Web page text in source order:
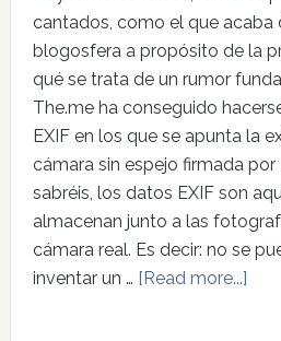
cantados, como el que acaba
blogosfera a propósito de la
qué se trata de un rumor
The.me ha conseguido
EXIF en los que se apunta la
cámara sin espejo firmada
sabréis, los datos EXIF son
almacenan junto a las
cámara real. Es decir: no se
inventar un … [Read more...]